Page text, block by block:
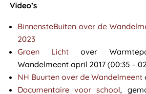
Video’s
BinnensteBuiten over de
2023
Groen Licht over
Wandelmeent april 2017 (00:35 –
NH Buurten over de Wandelmeent
Documentaire voor school,